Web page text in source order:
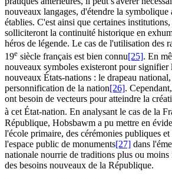
nouveaux langages, d'étendre la symbolique
établies. C'est ainsi que certaines
solliciteront la continuité historique en
héros de légende. Le cas de l'utilisation des
19e siècle français est bien connu[25]. En
nouveaux symboles existeront pour signifier
nouveaux États-nations : le drapeau
personnification de la nation[26].
ont besoin de vecteurs pour atteindre la
à cet État-nation. En analysant le cas de la
République, Hobsbawm a pu mettre en
l'école primaire, des cérémonies publiques
l'espace public de monuments[27] dans
nationale nourrie de traditions plus ou moins
des besoins nouveaux de la République.